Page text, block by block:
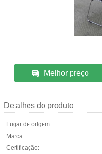
Melhor preço
Detalhes do produto
Lugar de origem:
Marca:
Certificação: